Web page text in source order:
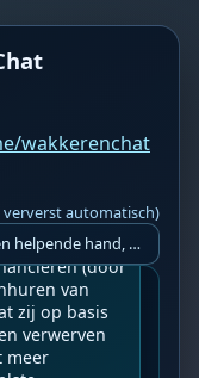
wakkerenchat
ververst automatisch)
Ik ben op zoek naar een helpende hand, een menselijk oog, een admin die helpt met controleren of de chat wel correct word gemodereerd word door NoMoSpam. 98% gaat automatisch goed, toch ik dit nooit helemaal loslaten en moet er altijd een mens mee blijven opletten bij elke beslissing die gemaakt word. Waar bestaan de werkzaamheden uit? Mee kijken in admin log kanaal naar alle drugs/porno/scams die voorbij komen en in het geval van een randgevalletje, ingrijpen en b.v. een verwijderd maar wel toegestaan bericht terug plaatsen met een druk op de knop. tsja zo banaal en simpel is het gesteld.. Word je hier blij van? Nee. Strookt het je ego? Nee. Word je er beter van? Nee. Kost het veel tijd? Totaal niet, consistentie en regelmaat is belangrijker dan 'er even voor kunnen gaan zitten'.. het werk is in een paar seconden gepiept.. je checkt puur of AI de juiste beslissing heeft gemaakt.. …
sinds 17-
een miljard
nodig is om
(door
van
zij op basis
verwerven
meer